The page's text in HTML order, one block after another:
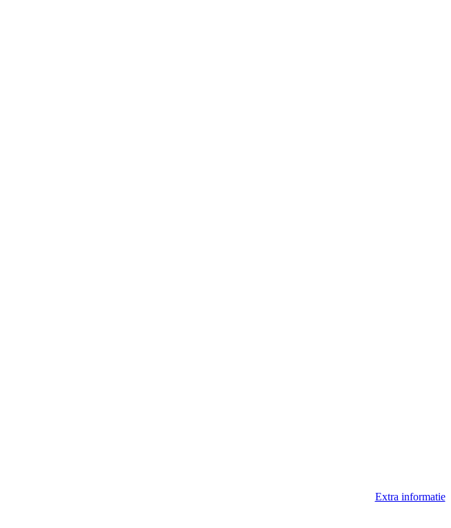
Extra informatie